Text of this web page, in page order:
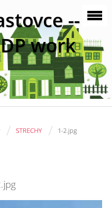
--
work
/ STRECHY / 1-2.jpg